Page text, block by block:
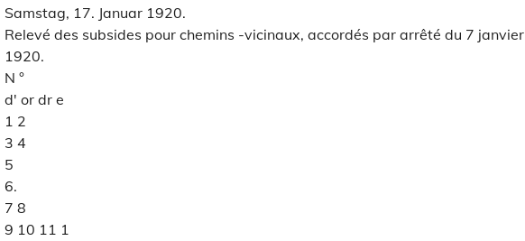
Samstag, 17. Januar 1920.
Relevé des subsides pour chemins -vicinaux, accordés par arrêté du 7 janvier
1920.
N °
d' or dr e
1 2
3 4
5
6.
7 8
9 10 11 1